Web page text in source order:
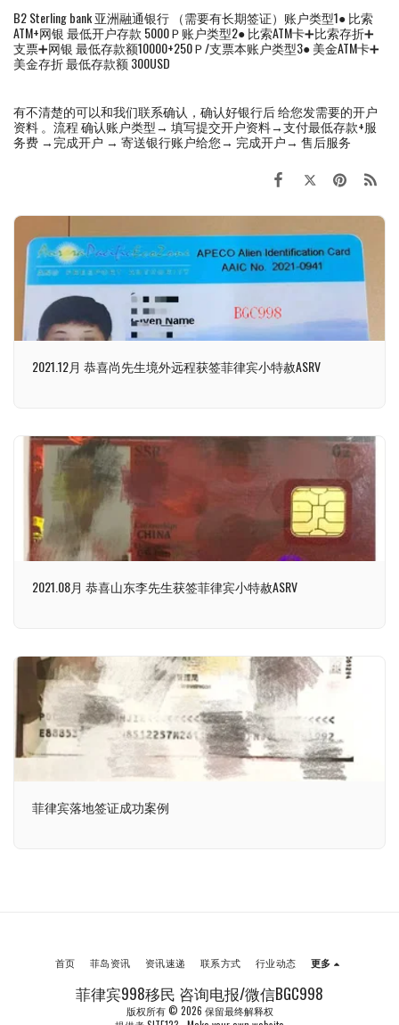
B2 Sterling bank 亚洲融通银行 （需要有长期签证）账户类型1● 比索
ATM+网银 最低开户存款 5000Ｐ账户类型2● 比索ATM卡➕比索存折➕
支票➕网银 最低存款额10000+250Ｐ/支票本账户类型3● 美金ATM卡➕
美金存折 最低存款额 300USD
有不清楚的可以和我们联系确认，确认好银行后 给您发需要的开户
资料 。流程 确认账户类型→ 填写提交开户资料→支付最低存款+服
务费 →完成开户 → 寄送银行账户给您→ 完成开户→ 售后服务
2021.12月 恭喜尚先生境外远程获签菲律宾小特赦ASRV
2021.08月 恭喜山东李先生获签菲律宾小特赦ASRV
菲律宾落地签证成功案例
菲律宾998移民 咨询电报/微信BGC998
版权所有 © 2026 保留最终解释权
首页 菲岛资讯 资讯速递 联系方式 行业动态 更多